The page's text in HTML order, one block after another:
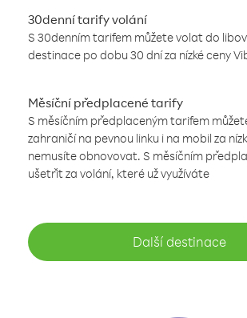
30denní tarify volání
S 30denním tarifem můžete volat do
destinace po dobu 30 dní za nízké ceny
Měsíční předplacené tarify
S měsíčním předplaceným tarifem
zahraničí na pevnou linku i na mobil za
nemusíte obnovovat. S měsíčním
ušetřit za volání, které už využíváte
Další destinace